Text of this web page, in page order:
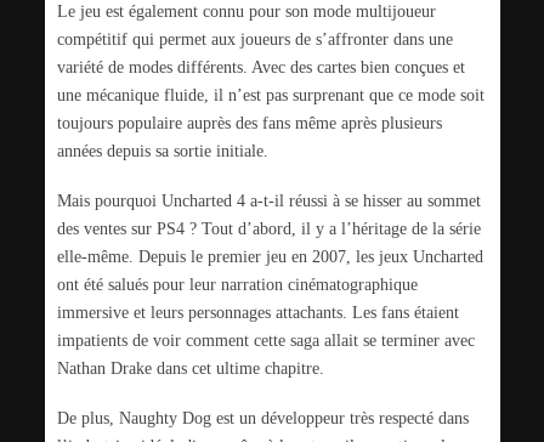
Le jeu est également connu pour son mode multijoueur
compétitif qui permet aux joueurs de s’affronter dans une
variété de modes différents. Avec des cartes bien conçues et
une mécanique fluide, il n’est pas surprenant que ce mode soit
toujours populaire auprès des fans même après plusieurs
années depuis sa sortie initiale.
Mais pourquoi Uncharted 4 a-t-il réussi à se hisser au sommet
des ventes sur PS4 ? Tout d’abord, il y a l’héritage de la série
elle-même. Depuis le premier jeu en 2007, les jeux Uncharted
ont été salués pour leur narration cinématographique
immersive et leurs personnages attachants. Les fans étaient
impatients de voir comment cette saga allait se terminer avec
Nathan Drake dans cet ultime chapitre.
De plus, Naughty Dog est un développeur très respecté dans